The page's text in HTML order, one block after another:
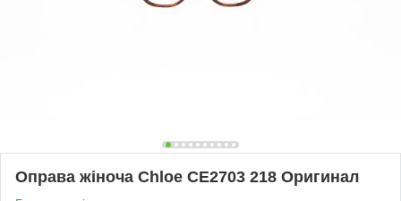
Оправа жіноча Chloe CE2703 218 Оригинал